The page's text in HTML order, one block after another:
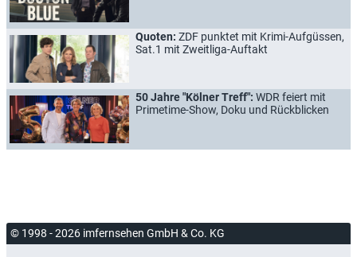
Quoten: ZDF punktet mit Krimi-Aufgüssen,
Sat.1 mit Zweitliga-Auftakt
50 Jahre "Kölner Treff": WDR feiert mit
Primetime-Show, Doku und Rückblicken
© 1998 - 2026 imfernsehen GmbH & Co. KG